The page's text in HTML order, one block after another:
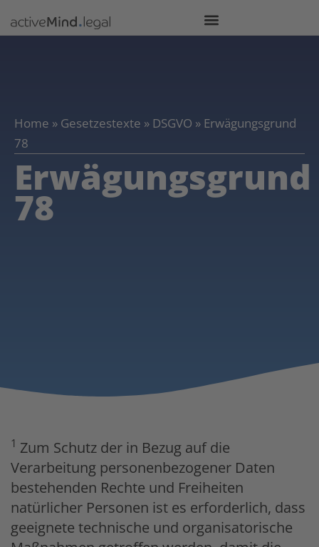
Home » Gesetzestexte » DSGVO » Erwägungsgrund
78
Erwägungsgrund
78
1 Zum Schutz der in Bezug auf die
Verarbeitung personenbezogener Daten
bestehenden Rechte und Freiheiten
natürlicher Personen ist es erforderlich, dass
geeignete technische und organisatorische